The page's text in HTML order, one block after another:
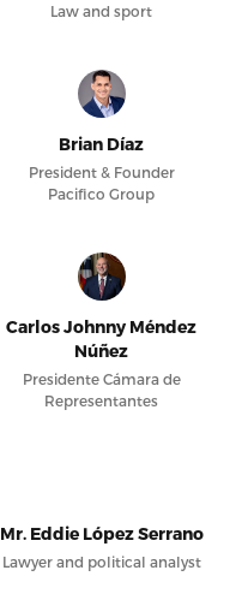
Law and sport
Brian Díaz
President & Founder
Pacifico Group
Carlos Johnny Méndez
Núñez
Presidente Cámara de
Representantes
Mr. Eddie López Serrano
Lawyer and political analyst